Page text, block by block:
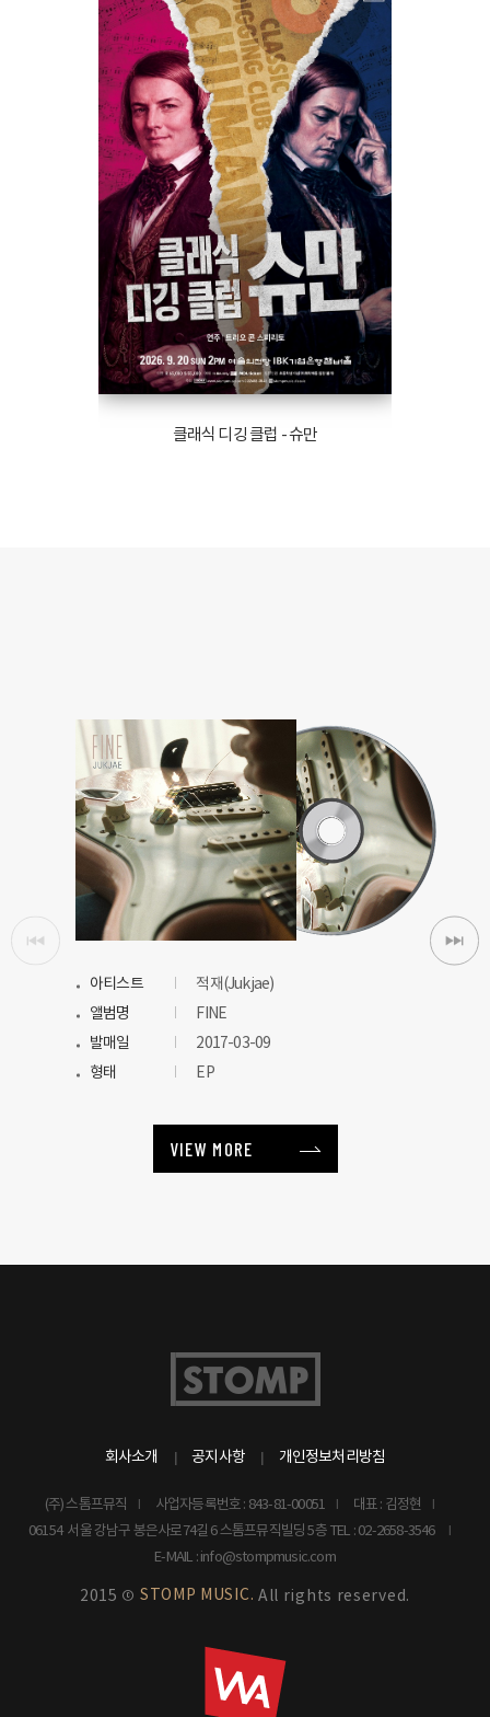
클래식 디깅 클럽 - 슈만
아티스트
적재(Jukjae)
앨범명
FINE
발매일
2017-03-09
형태
EP
VIEW MORE
회사소개 공지사항 개인정보처리방침
(주) 스톰프뮤직 사업자등록번호 : 843-81-00051
대표 : 김정현
06154 서울 강남구 봉은사로74길 6 스톰프뮤직빌딩 5층 TEL : 02-2658-3546
E-MAIL : info@stompmusic.com
2015 © STOMP MUSIC. All rights reserved.